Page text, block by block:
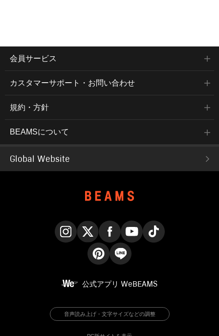
会員サービス
カスタマーサポート・お問い合わせ
規約・方針
BEAMSについて
Global Website
公式アプリ WeBEAMS
音声読み上げ・文字サイズなどの調整